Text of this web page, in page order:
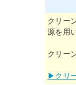
クリー
源を用
クリー
▶クリ